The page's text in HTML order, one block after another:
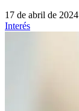
17 de abril de 2024
Interés